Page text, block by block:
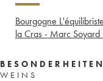
Bourgogne
la Cras - Marc Soyard
BESONDERHEITEN
WEINS